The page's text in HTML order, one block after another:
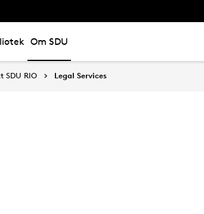
Om SDU
SDU RIO Legal Services